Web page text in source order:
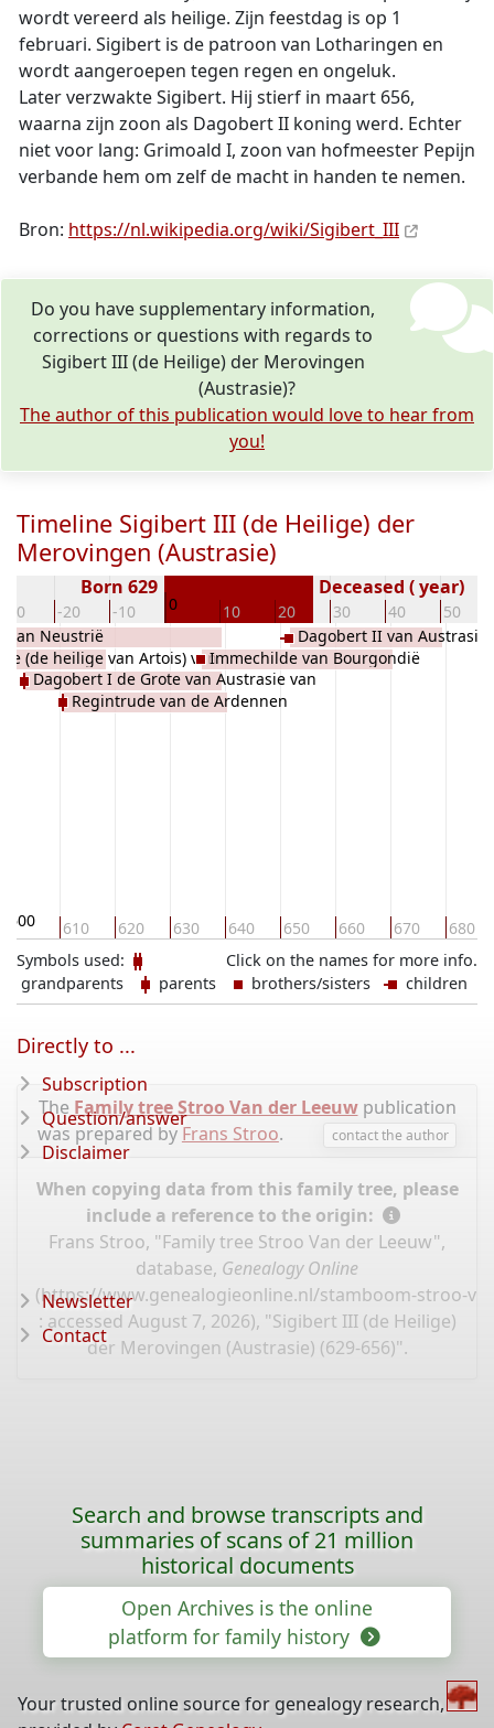
wordt vereerd als heilige. Zijn feestdag is op 1
februari. Sigibert is de patroon van Lotharingen en
wordt aangeroepen tegen regen en ongeluk.
Later verzwakte Sigibert. Hij stierf in maart 656,
waarna zijn zoon als Dagobert II koning werd. Echter
niet voor lang: Grimoald I, zoon van hofmeester Pepijn
verbande hem om zelf de macht in handen te nemen.
Bron: https://nl.wikipedia.org/wiki/Sigibert_III
Do you have supplementary information,
corrections or questions with regards to
Sigibert III (de Heilige) der Merovingen
(Austrasie)?
The author of this publication would love to hear from
you!
Timeline Sigibert III (de Heilige) der
Merovingen (Austrasie)
-30 -20 -10 0 10 20 30 40 50
Born 629 Deceased ( year)
600 610 620 630 640 650 660 670 680
van Neustrië
(de heilige van Artois) van
Dagobert I de Grote van Austrasie van
Neustrie, der Merovingen
Regintrude van de Ardennen
Immechilde van Bourgondië
Dagobert II van Austrasie
Click on the names for more info.
Symbols used:
grandparents
parents brothers/sisters children
The Family tree Stroo Van der Leeuwpublication
was prepared by Frans Stroo. contact the author
When copying data from this family tree, please
include a reference to the origin:
Frans Stroo, "Family tree Stroo Van der Leeuw",
database, Genealogy Online
(https://www.genealogieonline.nl/stamboom-stroo-
: accessed August 7, 2026), "Sigibert III (de Heilige)
der Merovingen (Austrasie) (629-656)".
Directly to ...
Subscription
Question/answer
Disclaimer
Newsletter
Contact
Search and browse transcripts and
summaries of scans of 21 million
historical documents
Open Archives is the online
platform for family history
Your trusted online source for genealogy research,